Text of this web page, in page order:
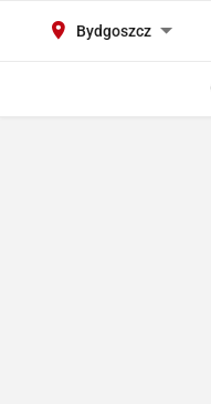
Bydgoszcz